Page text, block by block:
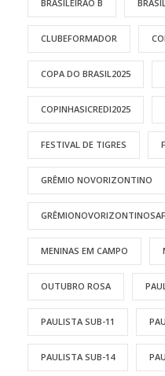
BRASILEIRÃO B
CLUBEFORMADOR
COPA DO BRASIL2025
COPINHASICREDI2025
FESTIVAL DE TIGRES
GRÊMIO NOVORIZONTINO
GRÊMIONOVORIZONTINOSAF
MENINAS EM CAMPO
OUTUBRO ROSA
PAULISTA SUB-11
PAULISTA SUB-14